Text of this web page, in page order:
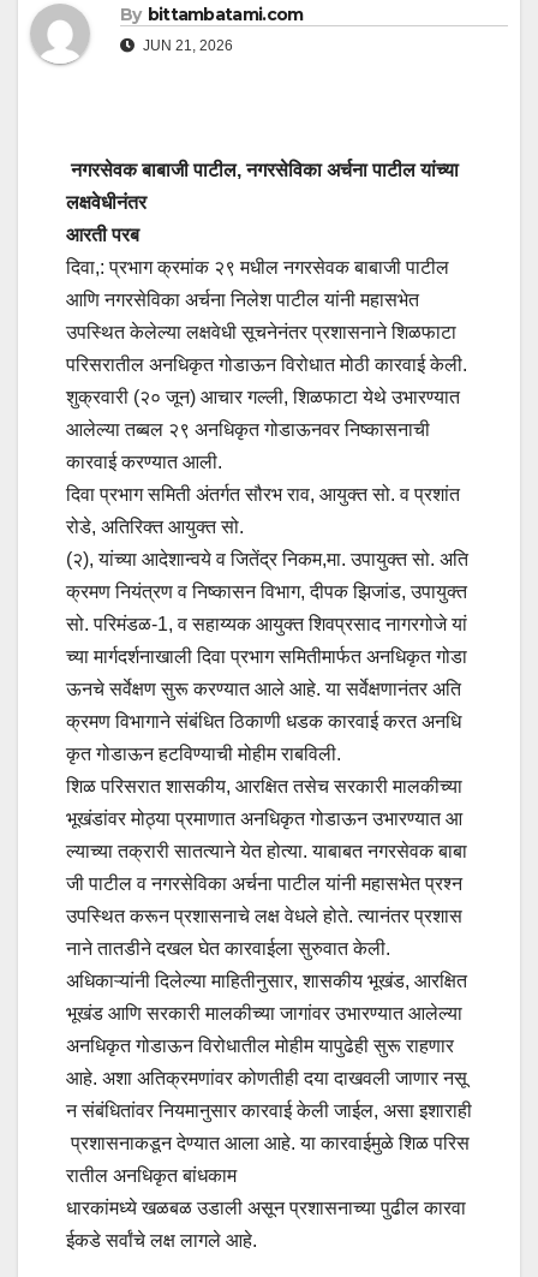
By bittambatami.com
JUN 21, 2026
नगरसेवक बाबाजी पाटील, नगरसेविका अर्चना पाटील यांच्या
लक्षवेधीनंतर
आरती परब
दिवा,: प्रभाग क्रमांक २९ मधील नगरसेवक बाबाजी पाटील
आणि नगरसेविका अर्चना निलेश पाटील यांनी महासभेत
उपस्थित केलेल्या लक्षवेधी सूचनेनंतर प्रशासनाने शिळफाटा
परिसरातील अनधिकृत गोडाऊन विरोधात मोठी कारवाई केली.
शुक्रवारी (२० जून) आचार गल्ली, शिळफाटा येथे उभारण्यात
आलेल्या तब्बल २९ अनधिकृत गोडाऊनवर निष्कासनाची
कारवाई करण्यात आली.
दिवा प्रभाग समिती अंतर्गत सौरभ राव, आयुक्त सो. व प्रशांत
रोडे, अतिरिक्त आयुक्त सो.
(२), यांच्या आदेशान्वये व जितेंद्र निकम,मा. उपायुक्त सो. अति
क्रमण नियंत्रण व निष्कासन विभाग, दीपक झिजांड, उपायुक्त
सो. परिमंडळ-1, व सहाय्यक आयुक्त शिवप्रसाद नागरगोजे यां
च्या मार्गदर्शनाखाली दिवा प्रभाग समितीमार्फत अनधिकृत गोडा
ऊनचे सर्वेक्षण सुरू करण्यात आले आहे. या सर्वेक्षणानंतर अति
क्रमण विभागाने संबंधित ठिकाणी धडक कारवाई करत अनधि
कृत गोडाऊन हटविण्याची मोहीम राबविली.
शिळ परिसरात शासकीय, आरक्षित तसेच सरकारी मालकीच्या
भूखंडांवर मोठ्या प्रमाणात अनधिकृत गोडाऊन उभारण्यात आ
ल्याच्या तक्रारी सातत्याने येत होत्या. याबाबत नगरसेवक बाबा
जी पाटील व नगरसेविका अर्चना पाटील यांनी महासभेत प्रश्न
उपस्थित करून प्रशासनाचे लक्ष वेधले होते. त्यानंतर प्रशास
नाने तातडीने दखल घेत कारवाईला सुरुवात केली.
अधिकाऱ्यांनी दिलेल्या माहितीनुसार, शासकीय भूखंड, आरक्षित
भूखंड आणि सरकारी मालकीच्या जागांवर उभारण्यात आलेल्या
अनधिकृत गोडाऊन विरोधातील मोहीम यापुढेही सुरू राहणार
आहे. अशा अतिक्रमणांवर कोणतीही दया दाखवली जाणार नसू
न संबंधितांवर नियमानुसार कारवाई केली जाईल, असा इशाराही
प्रशासनाकडून देण्यात आला आहे. या कारवाईमुळे शिळ परिस
रातील अनधिकृत बांधकाम
धारकांमध्ये खळबळ उडाली असून प्रशासनाच्या पुढील कारवा
ईकडे सर्वांचे लक्ष लागले आहे.